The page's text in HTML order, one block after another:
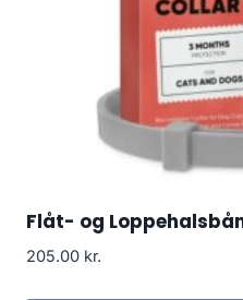
Flåt- og
205.00 kr.